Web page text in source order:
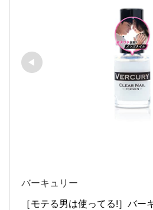
バーキュリー
［モテる男は使ってる!］バ